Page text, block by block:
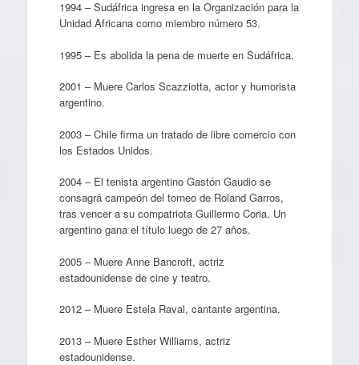
1994 – Sudáfrica ingresa en la Organización para la
Unidad Africana como miembro número 53.
1995 – Es abolida la pena de muerte en Sudáfrica.
2001 – Muere Carlos Scazziotta, actor y humorista
argentino.
2003 – Chile firma un tratado de libre comercio con
los Estados Unidos.
2004 – El tenista argentino Gastón Gaudio se
consagrá campeón del torneo de Roland Garros,
tras vencer a su compatriota Guillermo Coria. Un
argentino gana el título luego de 27 años.
2005 – Muere Anne Bancroft, actriz
estadounidense de cine y teatro.
2012 – Muere Estela Raval, cantante argentina.
2013 – Muere Esther Williams, actriz
estadounidense.